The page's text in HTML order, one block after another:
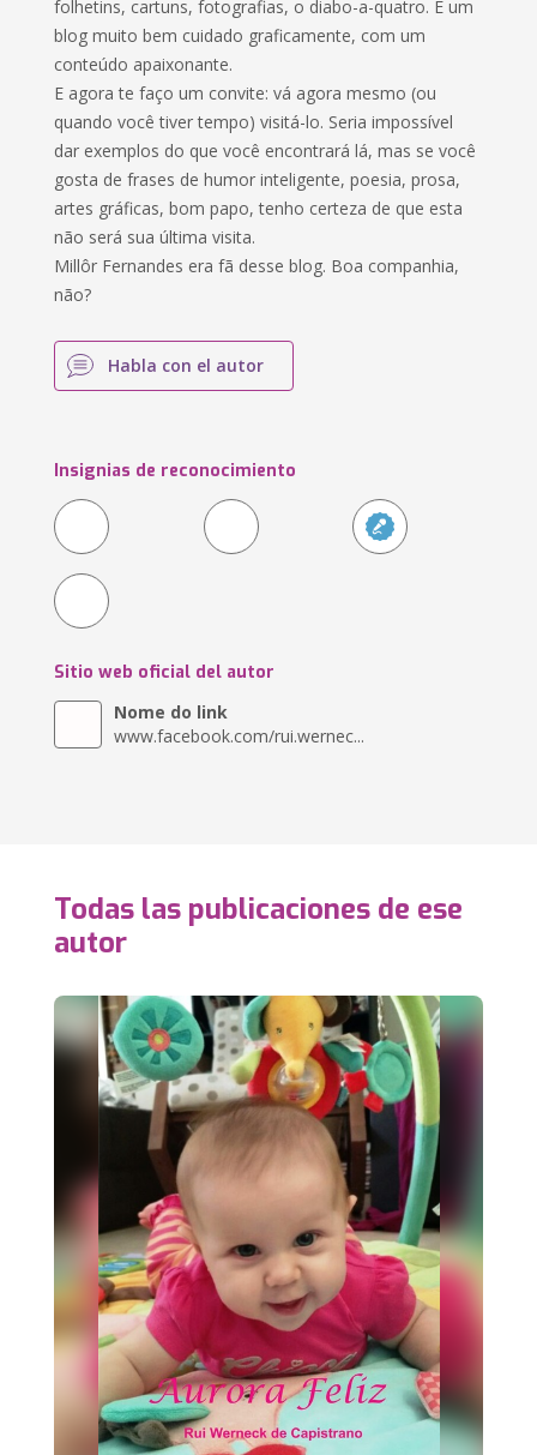
folhetins, cartuns, fotografias, o diabo-a-quatro. É um
blog muito bem cuidado graficamente, com um
conteúdo apaixonante.
E agora te faço um convite: vá agora mesmo (ou
quando você tiver tempo) visitá-lo. Seria impossível
dar exemplos do que você encontrará lá, mas se você
gosta de frases de humor inteligente, poesia, prosa,
artes gráficas, bom papo, tenho certeza de que esta
não será sua última visita.
Millôr Fernandes era fã desse blog. Boa companhia,
não?
Habla con el autor
Insignias de reconocimiento
Sitio web oficial del autor
Nome do link
www.facebook.com/rui.wernec...
Todas las publicaciones de ese
autor